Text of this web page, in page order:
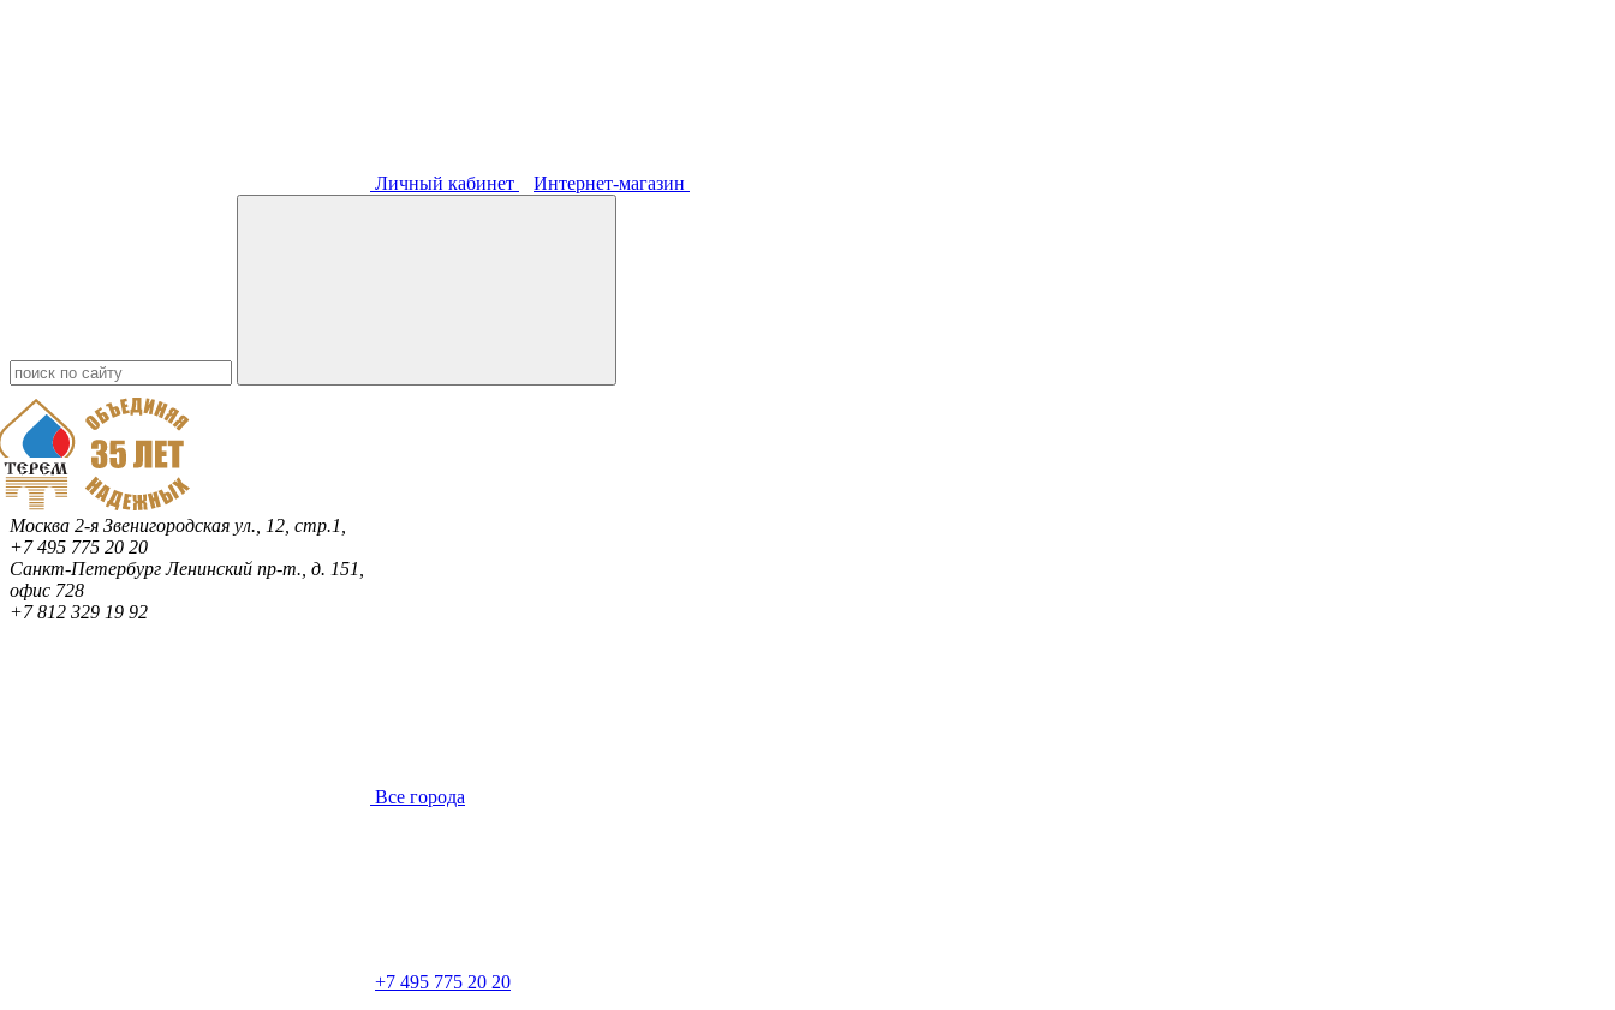
Личный кабинет Интернет-магазин
Москва 2-я Звенигородская ул., 12, стр.1,
+7 495 775 20 20
Санкт-ПетербургЛенинский пр-т., д. 151,
офис 728
+7 812 329 19 92
Все города
+7 495 775 20 20